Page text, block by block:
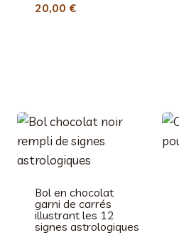
20,00 €
Bol en chocolat
garni de carrés
illustrant les 12
signes astrologiques